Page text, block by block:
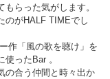
らった気がします。
のがHALF TIMEでし
作「風の歌を聴け」を
ったBar 。
の合う仲間と時々出か